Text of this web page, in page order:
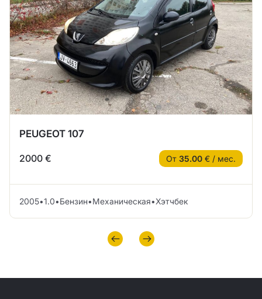
PEUGEOT 107
2000 € От 35.00 € / мес.
2005•1.0•Бензин•Механическая•Хэтчбек